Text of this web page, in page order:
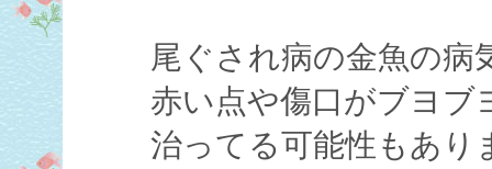
尾ぐされ病の金魚の病
赤い点や傷口がブヨブ
治ってる可能性もあり